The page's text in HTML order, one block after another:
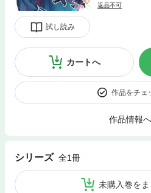
試し読み
返品不可
カートへ
作品をチェ
作品情報へ
シリーズ 全1冊
未購入巻を